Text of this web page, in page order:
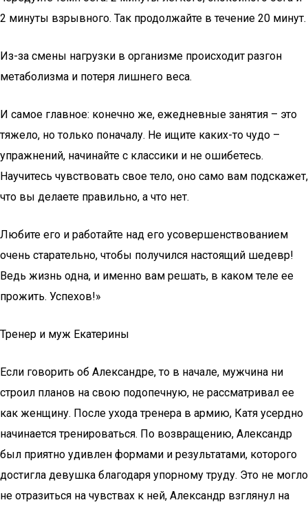
2 минуты взрывного. Так продолжайте в течение 20 минут.
Из-за смены нагрузки в организме происходит разгон
метаболизма и потеря лишнего веса.
И самое главное: конечно же, ежедневные занятия – это
тяжело, но только поначалу. Не ищите каких-то чудо –
упражнений, начинайте с классики и не ошибетесь.
Научитесь чувствовать свое тело, оно само вам подскажет,
что вы делаете правильно, а что нет.
Любите его и работайте над его усовершенствованием
очень старательно, чтобы получился настоящий шедевр!
Ведь жизнь одна, и именно вам решать, в каком теле ее
прожить. Успехов!»
Тренер и муж Екатерины
Если говорить об Александре, то в начале, мужчина ни
строил планов на свою подопечную, не рассматривал ее
как женщину. После ухода тренера в армию, Катя усердно
начинается тренироваться. По возвращению, Александр
был приятно удивлен формами и результатами, которого
достигла девушка благодаря упорному труду. Это не могло
не отразиться на чувствах к ней, Александр взглянул на